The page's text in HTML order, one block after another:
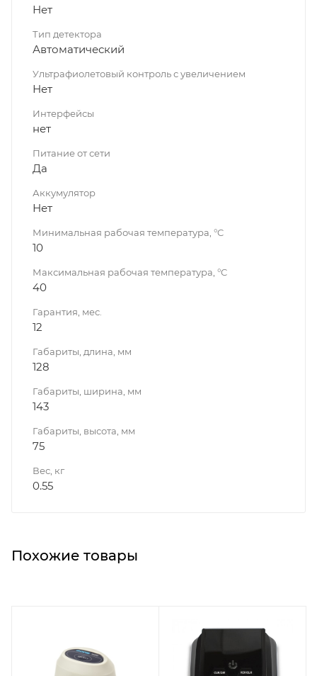
Нет
Тип детектора
Автоматический
Ультрафиолетовый контроль с увеличением
Нет
Интерфейсы
нет
Питание от сети
Да
Аккумулятор
Нет
Минимальная рабочая температура, °C
10
Максимальная рабочая температура, °C
40
Гарантия, мес.
12
Габариты, длина, мм
128
Габариты, ширина, мм
143
Габариты, высота, мм
75
Вес, кг
0.55
Похожие товары